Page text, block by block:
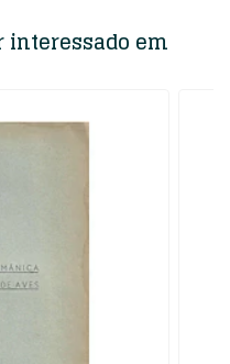
interessado em